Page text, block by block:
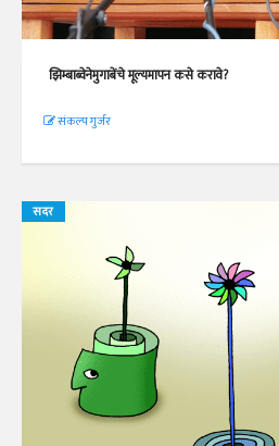
झिम्बाब्वेनेमुगाबेंचे मूल्यमापन कसे करावे?
संकल्प गुर्जर
सदर